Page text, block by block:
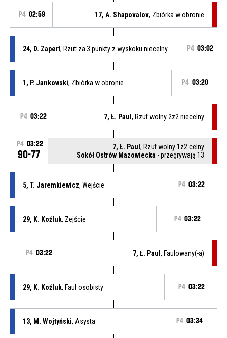
P4 02:59 17, A. Shapovalov, Zbiórka w obronie
24, D. Zapert, Rzut za 3 punkty z wyskoku niecelny P4 03:02
1, P. Jankowski, Zbiórka w obronie P4 03:20
P4 03:22 7, Ł. Paul, Rzut wolny 2z2 niecelny
P4 03:22
90-77
7, Ł. Paul, Rzut wolny 1z2 celny
Sokół Ostrów Mazowiecka - przegrywają 13
5, T. Jaremkiewicz, Wejście P4 03:22
29, K. Koźluk, Zejście P4 03:22
P4 03:22 7, Ł. Paul, Faulowany(-a)
29, K. Koźluk, Faul osobisty P4 03:22
13, M. Wojtyński, Asysta P4 03:34